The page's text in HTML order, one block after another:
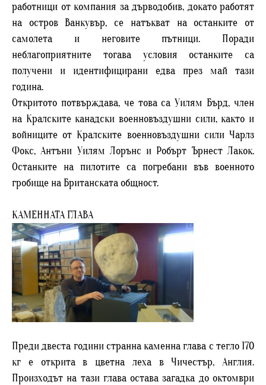
работници от компания за дърводобив, докато работят
на остров Ванкувър, се натъкват на останките от
самолета и неговите пътници. Поради
неблагоприятните тогава условия останките са
получени и идентифицирани едва през май тази
година.
Откритото потвърждава, че това са Уилям Бърд, член
на Кралските канадски военновъздушни сили, както и
войниците от Кралските военновъздушни сили Чарлз
Фокс, Антъни Уилям Лорънс и Робърт Ърнест Лакок.
Останките на пилотите са погребани във военното
гробище на Британската общност.
КАМЕННАТА ГЛАВА
Преди двеста години странна каменна глава с тегло 170
кг е открита в цветна леха в Чичестър, Англия.
Произходът на тази глава остава загадка до октомври